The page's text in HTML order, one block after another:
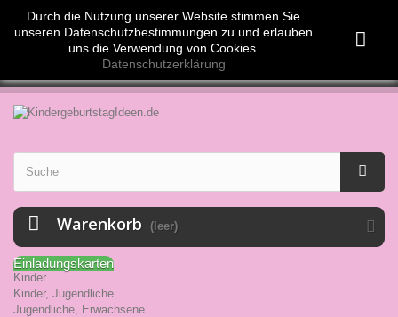
Euro (EUR)
Swiss Franc (CHF)
Warenkorb (leer)
Einladungskarten
Kinder
Kinder, Jugendliche
Jugendliche, Erwachsene
Durch die Nutzung unserer Website stimmen Sie
unseren Datenschutzbestimmungen zu und erlauben
uns die Verwendung von Cookies.
Datenschutzerklärung